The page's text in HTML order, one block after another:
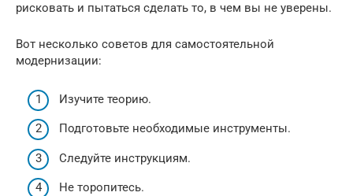
рисковать и пытаться сделать то, в чем вы не уверены.
Вот несколько советов для самостоятельной
модернизации:
Изучите теорию.
Подготовьте необходимые инструменты.
Следуйте инструкциям.
Не торопитесь.